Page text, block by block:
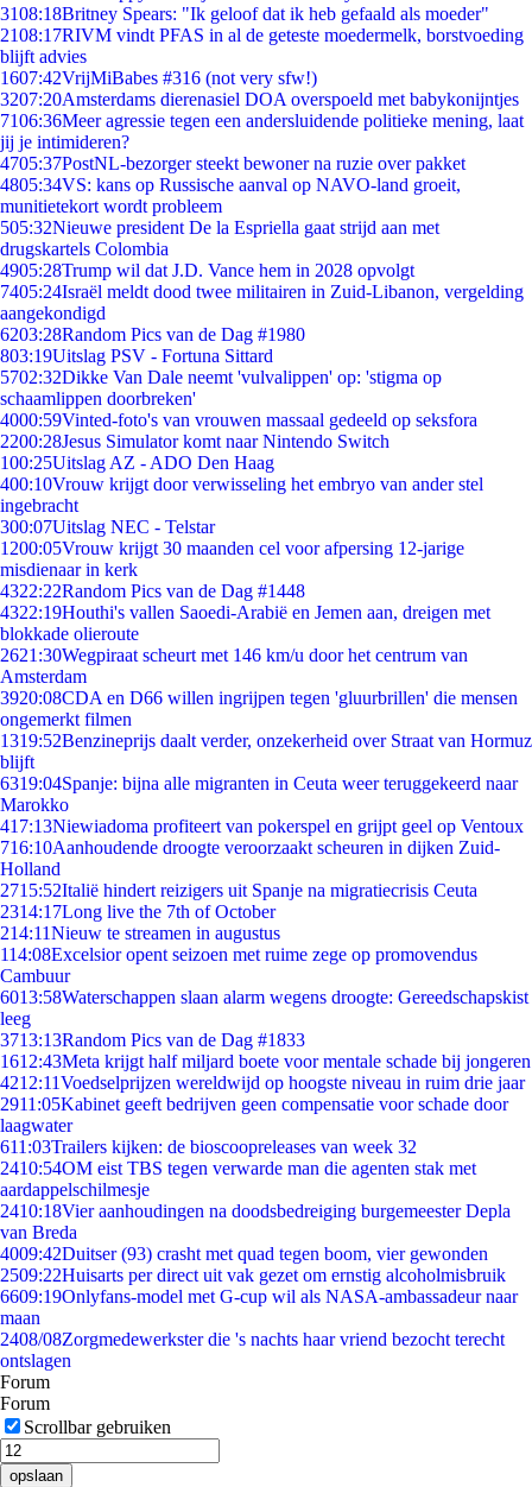
3108:18Britney Spears: "Ik geloof dat ik heb gefaald als moeder"
2108:17RIVM vindt PFAS in al de geteste moedermelk, borstvoeding
blijft advies
1607:42VrijMiBabes #316 (not very sfw!)
3207:20Amsterdams dierenasiel DOA overspoeld met babykonijntjes
7106:36Meer agressie tegen een andersluidende politieke mening, laat
jij je intimideren?
4705:37PostNL-bezorger steekt bewoner na ruzie over pakket
4805:34VS: kans op Russische aanval op NAVO-land groeit,
munitietekort wordt probleem
505:32Nieuwe president De la Espriella gaat strijd aan met
drugskartels Colombia
4905:28Trump wil dat J.D. Vance hem in 2028 opvolgt
7405:24Israël meldt dood twee militairen in Zuid-Libanon, vergelding
aangekondigd
6203:28Random Pics van de Dag #1980
803:19Uitslag PSV - Fortuna Sittard
5702:32Dikke Van Dale neemt 'vulvalippen' op: 'stigma op
schaamlippen doorbreken'
4000:59Vinted-foto's van vrouwen massaal gedeeld op seksfora
2200:28Jesus Simulator komt naar Nintendo Switch
100:25Uitslag AZ - ADO Den Haag
400:10Vrouw krijgt door verwisseling het embryo van ander stel
ingebracht
300:07Uitslag NEC - Telstar
1200:05Vrouw krijgt 30 maanden cel voor afpersing 12-jarige
misdienaar in kerk
4322:22Random Pics van de Dag #1448
4322:19Houthi's vallen Saoedi-Arabië en Jemen aan, dreigen met
blokkade olieroute
2621:30Wegpiraat scheurt met 146 km/u door het centrum van
Amsterdam
3920:08CDA en D66 willen ingrijpen tegen 'gluurbrillen' die mensen
ongemerkt filmen
1319:52Benzineprijs daalt verder, onzekerheid over Straat van Hormuz
blijft
6319:04Spanje: bijna alle migranten in Ceuta weer teruggekeerd naar
Marokko
417:13Niewiadoma profiteert van pokerspel en grijpt geel op Ventoux
716:10Aanhoudende droogte veroorzaakt scheuren in dijken Zuid-
Holland
2715:52Italië hindert reizigers uit Spanje na migratiecrisis Ceuta
2314:17Long live the 7th of October
214:11Nieuw te streamen in augustus
114:08Excelsior opent seizoen met ruime zege op promovendus
Cambuur
6013:58Waterschappen slaan alarm wegens droogte: Gereedschapskist
leeg
3713:13Random Pics van de Dag #1833
1612:43Meta krijgt half miljard boete voor mentale schade bij jongeren
4212:11Voedselprijzen wereldwijd op hoogste niveau in ruim drie jaar
2911:05Kabinet geeft bedrijven geen compensatie voor schade door
laagwater
611:03Trailers kijken: de bioscoopreleases van week 32
2410:54OM eist TBS tegen verwarde man die agenten stak met
aardappelschilmesje
2410:18Vier aanhoudingen na doodsbedreiging burgemeester Depla
van Breda
4009:42Duitser (93) crasht met quad tegen boom, vier gewonden
2509:22Huisarts per direct uit vak gezet om ernstig alcoholmisbruik
6609:19Onlyfans-model met G-cup wil als NASA-ambassadeur naar
maan
2408/08Zorgmedewerkster die 's nachts haar vriend bezocht terecht
ontslagen
Forum
Forum
Scrollbar gebruiken
opslaan